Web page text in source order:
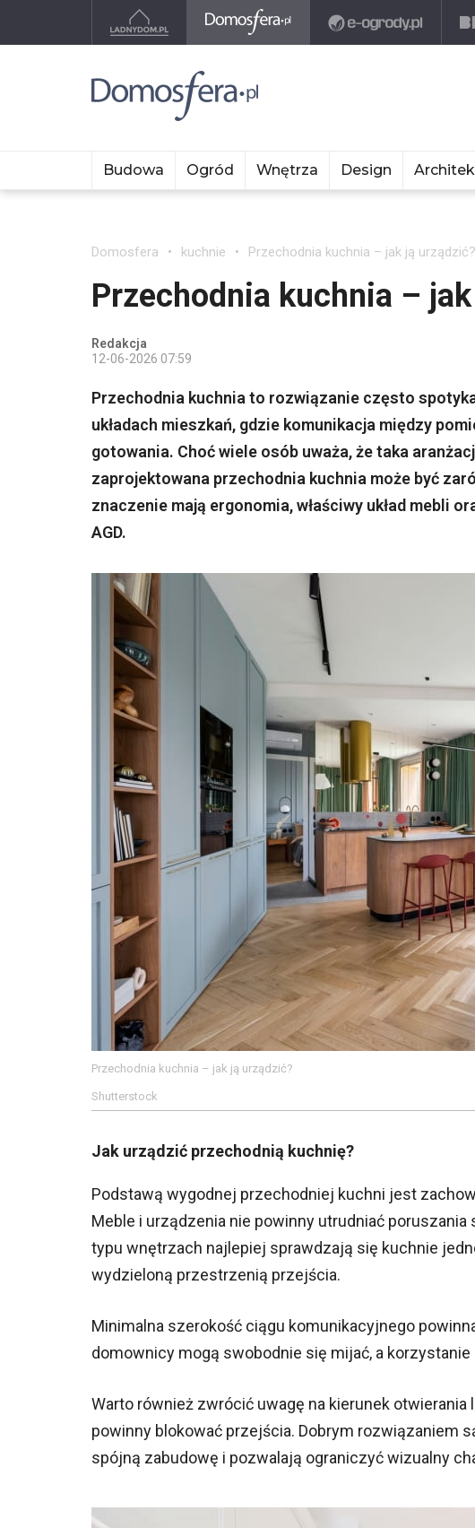
Budowa Ogród Wnętrza Design
Domosfera kuchnie Przechodnia kuchnia – jak ją urządzić?
Przechodnia kuchnia –
Redakcja
12-06-2026 07:59
Przechodnia kuchnia to rozwiązanie często
układach mieszkań, gdzie komunikacja między
gotowania. Choć wiele osób uważa, że taka
zaprojektowana przechodnia kuchnia może być
znaczenie mają ergonomia, właściwy układ mebli
AGD.
Przechodnia kuchnia – jak ją urządzić?
Shutterstock
Jak urządzić przechodnią kuchnię?
Podstawą wygodnej przechodniej kuchni jest
Meble i urządzenia nie powinny utrudniać
typu wnętrzach najlepiej sprawdzają się kuchnie
wydzieloną przestrzenią przejścia.
Minimalna szerokość ciągu komunikacyjnego
domownicy mogą swobodnie się mijać, a
Warto również zwrócić uwagę na kierunek
powinny blokować przejścia. Dobrym rozwiązaniem
spójną zabudowę i pozwalają ograniczyć wizualny